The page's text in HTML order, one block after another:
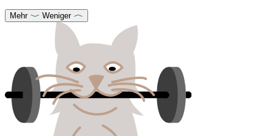
Mehr Weniger